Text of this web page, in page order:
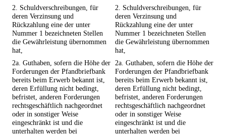
2. Schuldverschreibungen, für
deren Verzinsung und
Rückzahlung eine der unter
Nummer 1 bezeichneten Stellen
die Gewährleistung übernommen
hat,
2. Schuldverschreibungen, für
deren Verzinsung und
Rückzahlung eine der unter
Nummer 1 bezeichneten Stellen
die Gewährleistung übernommen
hat,
2a. Guthaben, sofern die Höhe der
Forderungen der Pfandbriefbank
bereits beim Erwerb bekannt ist,
deren Erfüllung nicht bedingt,
befristet, anderen Forderungen
rechtsgeschäftlich nachgeordnet
oder in sonstiger Weise
eingeschränkt ist und die
unterhalten werden bei
2a. Guthaben, sofern die Höhe der
Forderungen der Pfandbriefbank
bereits beim Erwerb bekannt ist,
deren Erfüllung nicht bedingt,
befristet, anderen Forderungen
rechtsgeschäftlich nachgeordnet
oder in sonstiger Weise
eingeschränkt ist und die
unterhalten werden bei